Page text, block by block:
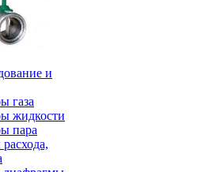
и
газа
жидкости
пара